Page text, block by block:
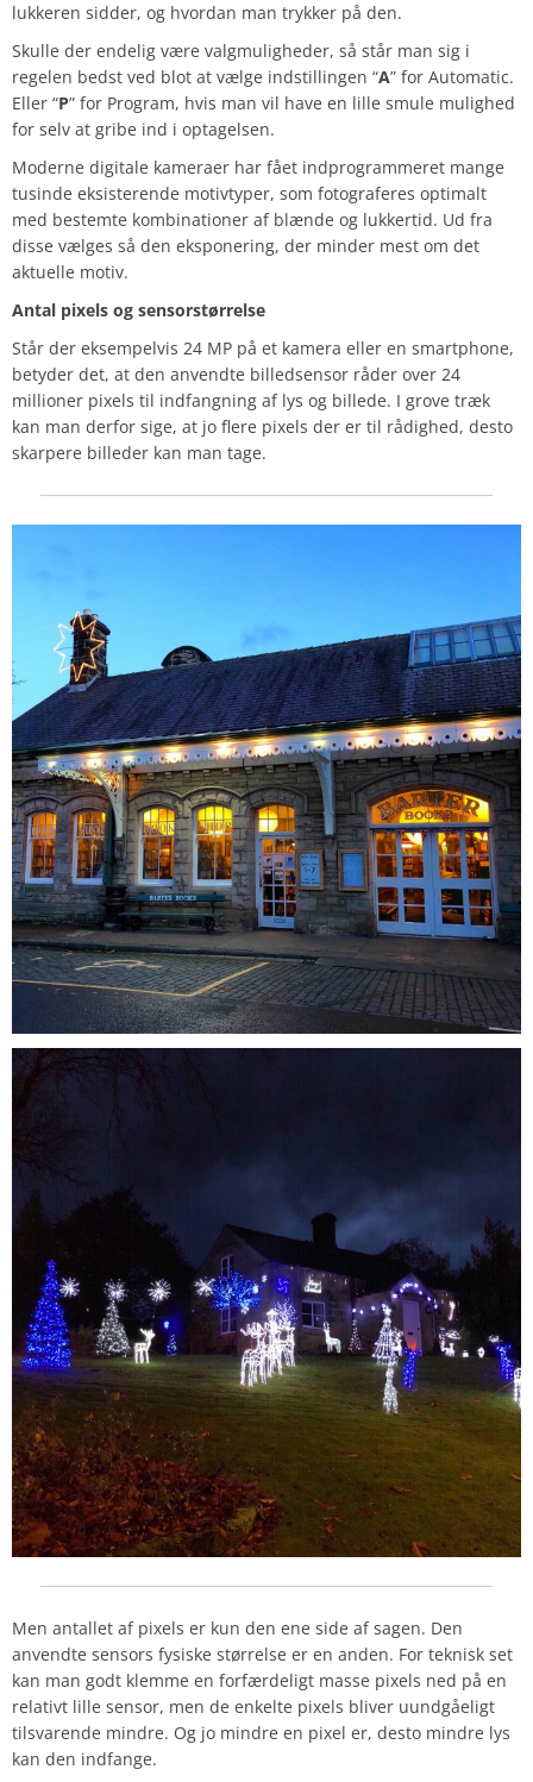
lukkeren sidder, og hvordan man trykker på den.
Skulle der endelig være valgmuligheder, så står man sig i
regelen bedst ved blot at vælge indstillingen “A” for Automatic.
Eller “P” for Program, hvis man vil have en lille smule mulighed
for selv at gribe ind i optagelsen.
Moderne digitale kameraer har fået indprogrammeret mange
tusinde eksisterende motivtyper, som fotograferes optimalt
med bestemte kombinationer af blænde og lukkertid. Ud fra
disse vælges så den eksponering, der minder mest om det
aktuelle motiv.
Antal pixels og sensorstørrelse
Står der eksempelvis 24 MP på et kamera eller en smartphone,
betyder det, at den anvendte billedsensor råder over 24
millioner pixels til indfangning af lys og billede. I grove træk
kan man derfor sige, at jo flere pixels der er til rådighed, desto
skarpere billeder kan man tage.
Men antallet af pixels er kun den ene side af sagen. Den
anvendte sensors fysiske størrelse er en anden. For teknisk set
kan man godt klemme en forfærdeligt masse pixels ned på en
relativt lille sensor, men de enkelte pixels bliver uundgåeligt
tilsvarende mindre. Og jo mindre en pixel er, desto mindre lys
kan den indfange.